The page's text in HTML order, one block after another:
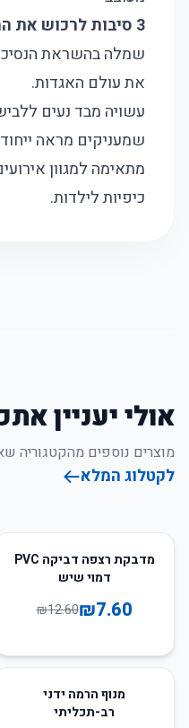
3 סיבות לרכוש את המוצר הזה
שמלה בהשראת
את עולם האגדות.
עשויה מבד נעים
שמעניקים מראה
מתאימה למגוון
כיפיות לילדות.
אולי יעניין
מוצרים נוספים מהקטגוריה
לקטלוג המלא
40%
מדבקת רצפה דביקה PVC
דמוי שיש
₪7.60
₪12.60
מנוף הרמה ידני
רב-תכליתי